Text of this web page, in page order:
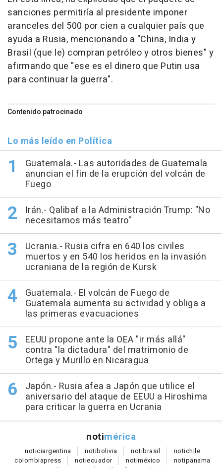
sanciones permitiría al presidente imponer
aranceles del 500 por cien a cualquier país que
ayuda a Rusia, mencionando a "China, India y
Brasil (que le) compran petróleo y otros bienes" y
afirmando que "ese es el dinero que Putin usa
para continuar la guerra".
Contenido patrocinado
Lo más leído en Política
Guatemala.- Las autoridades de Guatemala
anuncian el fin de la erupción del volcán de
Fuego
Irán.- Qalibaf a la Administración Trump: "No
necesitamos más teatro"
Ucrania.- Rusia cifra en 640 los civiles
muertos y en 540 los heridos en la invasión
ucraniana de la región de Kursk
Guatemala.- El volcán de Fuego de
Guatemala aumenta su actividad y obliga a
las primeras evacuaciones
EEUU propone ante la OEA "ir más allá"
contra "la dictadura" del matrimonio de
Ortega y Murillo en Nicaragua
Japón.- Rusia afea a Japón que utilice el
aniversario del ataque de EEUU a Hiroshima
para criticar la guerra en Ucrania
notimérica
noticiargentina notibolivia notibrasil notichile
colombiapress notiecuador notiméxico notipanama